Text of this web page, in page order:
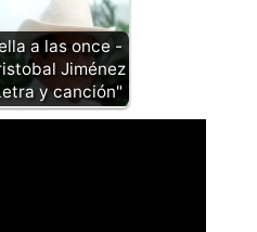
a las once -
Jiménez
y canción"